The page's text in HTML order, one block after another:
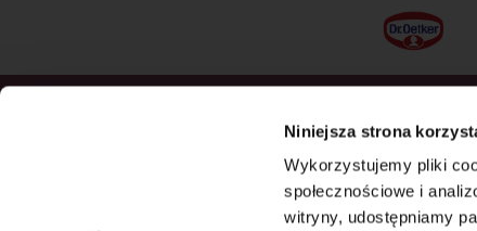
Niniejsza strona
Wykorzystujemy pliki
społecznościowe i
witryny, udostępniamy
ZAPISZ SIĘ DO NEWSLETTERA I
NASZE NAJNOWSZE PRODUKTY